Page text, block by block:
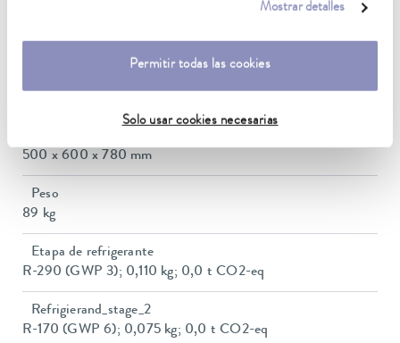
Mostrar detalles
Permitir todas las cookies
Solo usar cookies necesarias
300 x 290 x 200 mm
500 x 600 x 780 mm
Peso
89 kg
Etapa de refrigerante
R-290 (GWP 3); 0,110 kg; 0,0 t CO2-eq
Refrigierand_stage_2
R-170 (GWP 6); 0,075 kg; 0,0 t CO2-eq